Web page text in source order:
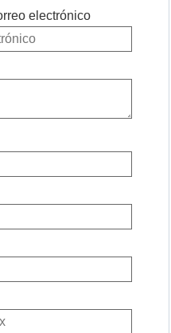
electrónico